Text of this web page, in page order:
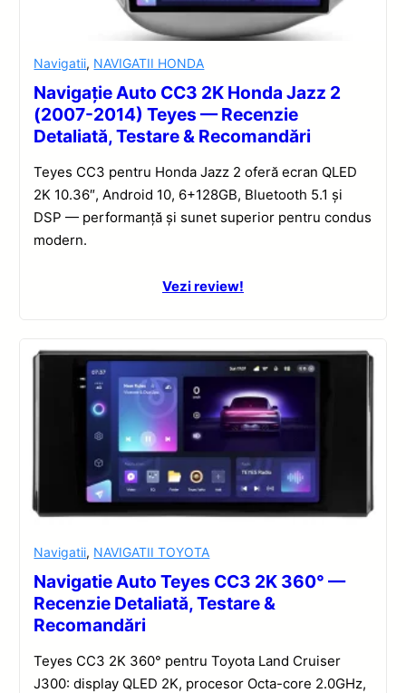
Navigatii, NAVIGATII HONDA
Navigație Auto CC3 2K Honda Jazz 2
(2007-2014) Teyes — Recenzie
Detaliată, Testare & Recomandări
Teyes CC3 pentru Honda Jazz 2 oferă ecran QLED
2K 10.36″, Android 10, 6+128GB, Bluetooth 5.1 și
DSP — performanță și sunet superior pentru condus
modern.
Vezi review!
Navigatii, NAVIGATII TOYOTA
Navigatie Auto Teyes CC3 2K 360° —
Recenzie Detaliată, Testare &
Recomandări
Teyes CC3 2K 360° pentru Toyota Land Cruiser
J300: display QLED 2K, procesor Octa-core 2.0GHz,